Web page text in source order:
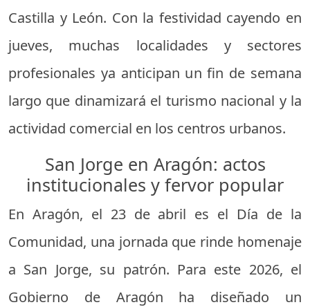
Castilla y León. Con la festividad cayendo en
jueves, muchas localidades y sectores
profesionales ya anticipan un fin de semana
largo que dinamizará el turismo nacional y la
actividad comercial en los centros urbanos.
San Jorge en Aragón: actos
institucionales y fervor popular
En Aragón, el 23 de abril es el Día de la
Comunidad, una jornada que rinde homenaje
a San Jorge, su patrón. Para este 2026, el
Gobierno de Aragón ha diseñado un